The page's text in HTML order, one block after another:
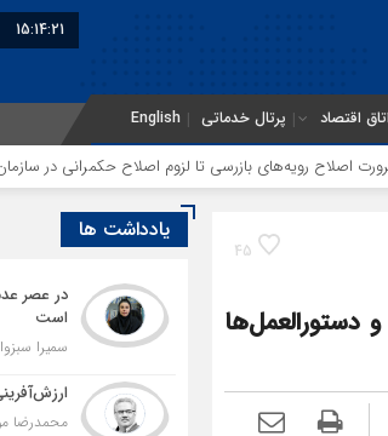
15:14:22
اتاق اقتصاد پرتال خدماتی English
بازرسی تا لزوم اصلاح حکمرانی در سازمان تأمین اجتماعی
45
دستورالعمل‌ها
یادداشت ها
در عصر
است
سمیرا
محمدرضا